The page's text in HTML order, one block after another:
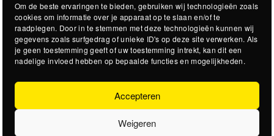
Om de beste ervaringen te bieden, gebruiken wij technologieën zoals
cookies om informatie over je apparaat op te slaan en/of te
raadplegen. Door in te stemmen met deze technologieën kunnen wij
gegevens zoals surfgedrag of unieke ID's op deze site verwerken. Als
je geen toestemming geeft of uw toestemming intrekt, kan dit een
nadelige invloed hebben op bepaalde functies en mogelijkheden.
Accepteren
Weigeren